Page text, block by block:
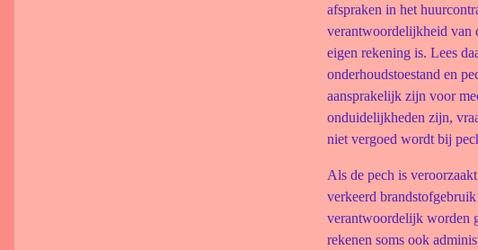
afspraken in het
verantwoordelijkheid van
eigen rekening is. Lees
onderhoudstoestand en
aansprakelijk zijn voor
onduidelijkheden zijn,
niet vergoed wordt bij
Als de pech is
verkeerd
verantwoordelijk worden
rekenen soms ook